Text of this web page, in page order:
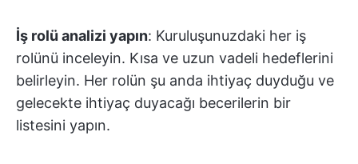
İş rolü analizi yapın: Kuruluşunuzdaki her iş
rolünü inceleyin. Kısa ve uzun vadeli hedeflerini
belirleyin. Her rolün şu anda ihtiyaç duyduğu ve
gelecekte ihtiyaç duyacağı becerilerin bir
listesini yapın.